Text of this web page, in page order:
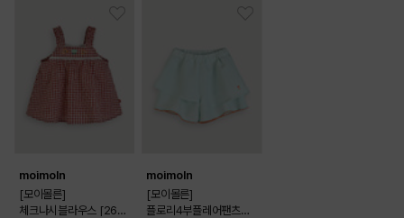
moimoln
[모이몰른]
체크나시블라우스 [26
moimoln
[모이몰른]
플로리4부플레어팬츠